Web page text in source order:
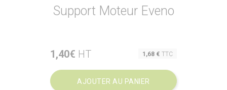
Support Moteur Eveno
1,40€ HT Prix1,68 € TTC
AJOUTER AU PANIER